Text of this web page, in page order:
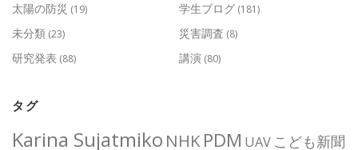
太陽の防災 (19) 学生ブログ (181)
未分類 (23) 災害調査 (8)
研究発表 (88) 講演 (80)
タグ
Karina Sujatmiko NHK PDM UAV こども新聞